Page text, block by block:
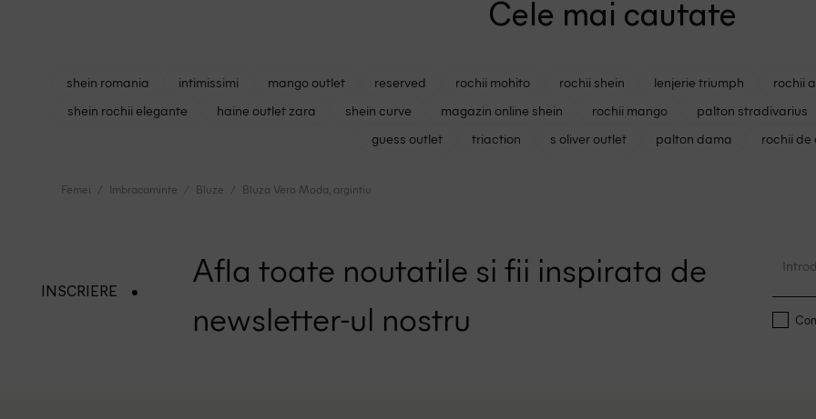
Cele mai cautate
shein romania intimissimi mango outlet reserved rochii mohito rochii shein lenjerie triumph rochii
shein rochii elegante
haine outlet zara shein curve magazin online shein rochii mango palton stradivarius
guess outlet
triaction s oliver outlet palton dama rochii de
Femei Imbracaminte Bluze Bluza Vero Moda, argintiu
INSCRIERE
Afla toate noutatile si fii inspirata de
newsletter-ul nostru